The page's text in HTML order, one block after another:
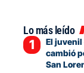
Lo más leído
El
cambió
San